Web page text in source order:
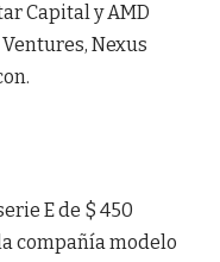
Capital y AMD
Nexus
E de $ 450
compañía modelo